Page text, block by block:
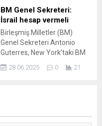
BM Genel Sekreteri:
İsrail hesap vermeli
Birleşmiş Milletler (BM)
Genel Sekreteri Antonio
Guterres, New York'taki BM
binasında gazetecilerin
sorularını yanıtladı. İsrailli
28.06.2025 0 21